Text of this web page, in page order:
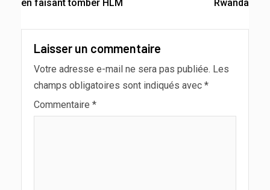
en faisant tomber HLM
Rwanda
Laisser un commentaire
Votre adresse e-mail ne sera pas publiée. Les
champs obligatoires sont indiqués avec *
Commentaire *